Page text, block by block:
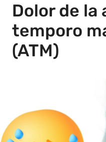
Dolor de
temporo
(ATM)